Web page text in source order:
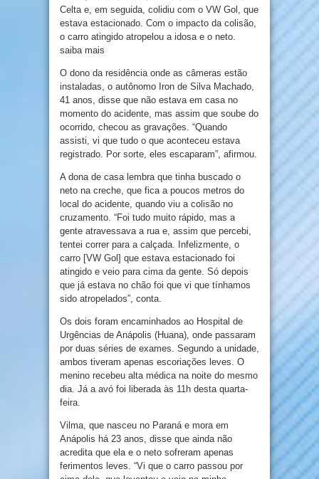
Celta e, em seguida, colidiu com o VW Gol, que
estava estacionado. Com o impacto da colisão,
o carro atingido atropelou a idosa e o neto.
saiba mais
O dono da residência onde as câmeras estão
instaladas, o autônomo Iron de Silva Machado,
41 anos, disse que não estava em casa no
momento do acidente, mas assim que soube do
ocorrido, checou as gravações. “Quando
assisti, vi que tudo o que aconteceu estava
registrado. Por sorte, eles escaparam”, afirmou.
A dona de casa lembra que tinha buscado o
neto na creche, que fica a poucos metros do
local do acidente, quando viu a colisão no
cruzamento. “Foi tudo muito rápido, mas a
gente atravessava a rua e, assim que percebi,
tentei correr para a calçada. Infelizmente, o
carro [VW Gol] que estava estacionado foi
atingido e veio para cima da gente. Só depois
que já estava no chão foi que vi que tínhamos
sido atropelados”, conta.
Os dois foram encaminhados ao Hospital de
Urgências de Anápolis (Huana), onde passaram
por duas séries de exames. Segundo a unidade,
ambos tiveram apenas escoriações leves. O
menino recebeu alta médica na noite do mesmo
dia. Já a avó foi liberada às 11h desta quarta-
feira.
Vilma, que nasceu no Paraná e mora em
Anápolis há 23 anos, disse que ainda não
acredita que ela e o neto sofreram apenas
ferimentos leves. “Vi que o carro passou por